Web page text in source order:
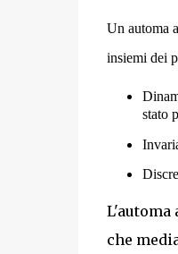
Un automa
insiemi dei
stato
che